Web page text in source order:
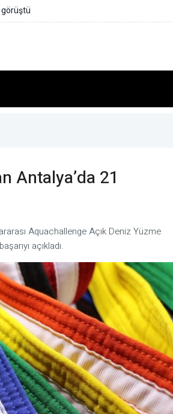
lira ceza
Antalya’da 21
Aquachallenge Açık Deniz Yüzme
açıkladı.